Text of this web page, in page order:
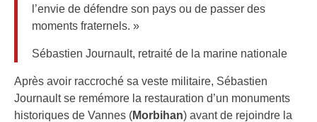
l’envie de défendre son pays ou de passer des
moments fraternels. »
Sébastien Journault, retraité de la marine nationale
Après avoir raccroché sa veste militaire, Sébastien
Journault se remémore la restauration d’un monuments
historiques de Vannes (Morbihan) avant de rejoindre la